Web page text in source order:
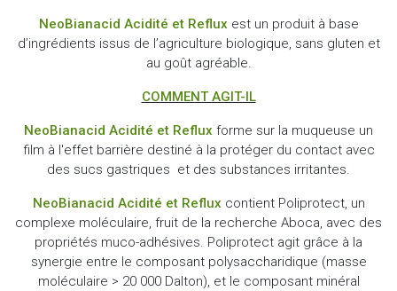
NeoBianacid Acidité et Reflux est un produit à base
d’ingrédients issus de l’agriculture biologique, sans gluten et
au goût agréable.
COMMENT AGIT-IL
NeoBianacid Acidité et Reflux forme sur la muqueuse un
film à l'effet barrière destiné à la protéger du contact avec
des sucs gastriques et des substances irritantes.
NeoBianacid Acidité et Reflux contient Poliprotect, un
complexe moléculaire, fruit de la recherche Aboca, avec des
propriétés muco-adhésives. Poliprotect agit grâce à la
synergie entre le composant polysaccharidique (masse
moléculaire > 20 000 Dalton), et le composant minéral